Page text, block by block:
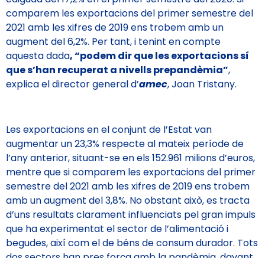
comparem les exportacions del primer semestre del
2021 amb les xifres de 2019 ens trobem amb un
augment del 6,2%. Per tant, i tenint en compte
aquesta dada, “podem dir que les exportacions sí
que s’han recuperat a nivells prepandèmia”,
explica el director general d’amec, Joan Tristany.
Les exportacions en el conjunt de l’Estat van
augmentar un 23,3% respecte al mateix període de
l’any anterior, situant-se en els 152.961 milions d’euros,
mentre que si comparem les exportacions del primer
semestre del 2021 amb les xifres de 2019 ens trobem
amb un augment del 3,8%. No obstant això, es tracta
d’uns resultats clarament influenciats pel gran impuls
que ha experimentat el sector de l’alimentació i
begudes, així com el de béns de consum durador. Tots